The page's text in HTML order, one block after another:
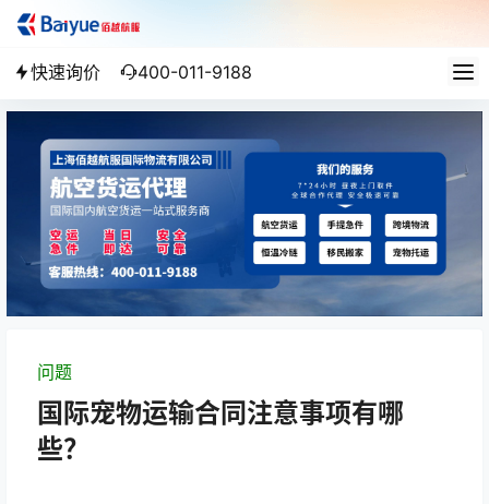
快速询价 400-011-9188
问题
国际宠物运输合同注意事项有哪
些？